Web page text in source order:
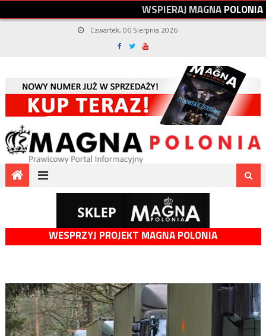
WSPIERAJMAGNAPOLONIA
Czwartek, 06 Sierpnia 2026
WESPRZYJ PROJEKT MAGNA POLONIA